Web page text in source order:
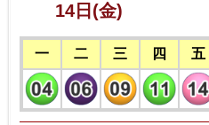
14日(金)
一 二 三 四 五